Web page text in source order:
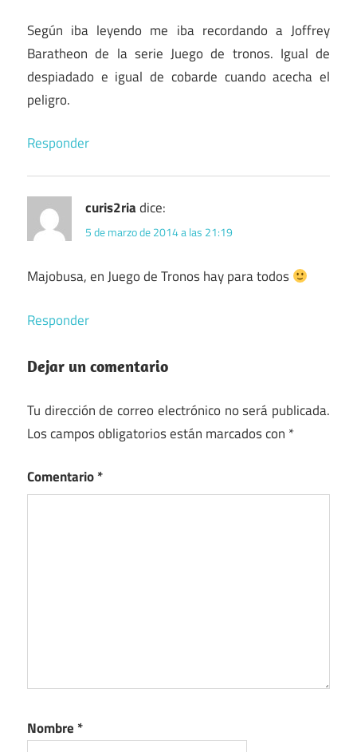
Según iba leyendo me iba recordando a Joffrey
Baratheon de la serie Juego de tronos. Igual de
despiadado e igual de cobarde cuando acecha el
peligro.
Responder
curis2riadice:
5 de marzo de 2014 a las 21:19
Majobusa, en Juego de Tronos hay para todos
Responder
Dejar un comentario
Tu dirección de correo electrónico no será publicada.
Los campos obligatorios están marcados con *
Comentario*
Nombre *